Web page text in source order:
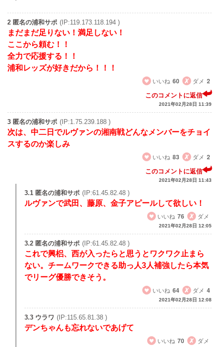
2 匿名の浦和サポ (IP:119.173.118.194 )
まだまだ足りない！満足しない！
ここから頼む！！
全力で応援する！！
浦和レッズが好きだから！！！
いいね 60 ダメ 2
このコメントに返信
2021年02月28日 11:39
3 匿名の浦和サポ (IP:1.75.239.188 )
次は、中二日でルヴァンの湘南戦どんなメンバーをチョイ
スするのか楽しみ
いいね 83 ダメ 2
このコメントに返信
2021年02月28日 11:43
3.1 匿名の浦和サポ (IP:61.45.82.48 )
ルヴァンで武田、藤原、金子アピールして欲しい！
いいね 76 ダメ
2021年02月28日 12:05
3.2 匿名の浦和サポ (IP:61.45.82.48 )
これで興梠、西が入ったらと思うとワクワク止まら
ない。チームワークできる助っ人3人補強したら本気
でリーグ優勝できそう。
いいね 64 ダメ 4
2021年02月28日 12:08
3.3 ウラワ (IP:115.65.81.38 )
デンちゃんも忘れないであげて
いいね 70 ダメ